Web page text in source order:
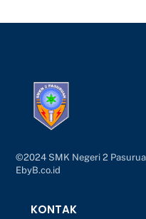
©2024 SMK Negeri 2
EbyB.co.id
KONTAK